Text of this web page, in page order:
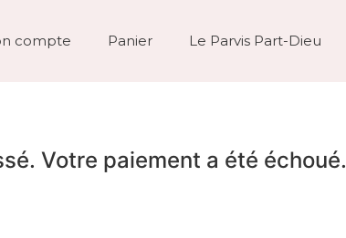
compte Panier Le Parvis Part-Dieu
Votre paiement a été échoué.